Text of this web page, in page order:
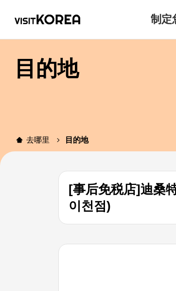
制定
目的地
去哪里 目的地
[事后免税店]迪桑
이천점)